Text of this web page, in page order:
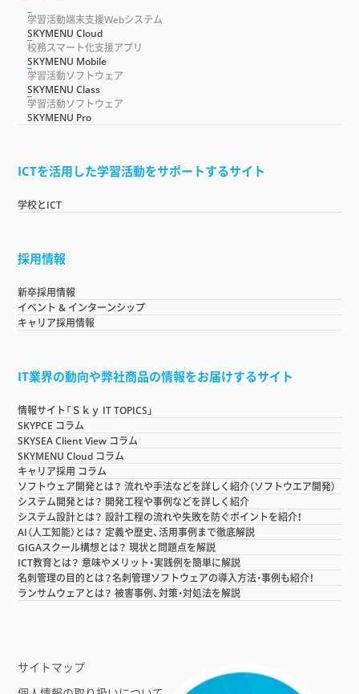
学習活動端末支援Webシステム
SKYMENU Cloud
校務スマート化支援アプリ
SKYMENU Mobile
学習活動ソフトウェア
SKYMENU Class
学習活動ソフトウェア
SKYMENU Pro
ICTを活用した学習活動をサポートするサイト
学校とICT
採用情報
新卒採用情報
イベント & インターンシップ
キャリア採用情報
IT業界の動向や弊社商品の情報をお届けするサイト
情報サイト「Ｓｋｙ IT TOPICS」
SKYPCE コラム
SKYSEA Client View コラム
SKYMENU Cloud コラム
キャリア採用 コラム
ソフトウェア開発とは？ 流れや手法などを詳しく紹介（ソフトウエア開発）
システム開発とは？ 開発工程や事例などを詳しく紹介
システム設計とは？ 設計工程の流れや失敗を防ぐポイントを紹介！
AI（人工知能）とは？ 定義や歴史、活用事例まで徹底解説
GIGAスクール構想とは？ 現状と問題点を解説
ICT教育とは？ 意味やメリット・実践例を簡単に解説
名刺管理の目的とは？名刺管理ソフトウェアの導入方法・事例も紹介！
ランサムウェアとは？ 被害事例、対策・対処法を解説
サイトマップ